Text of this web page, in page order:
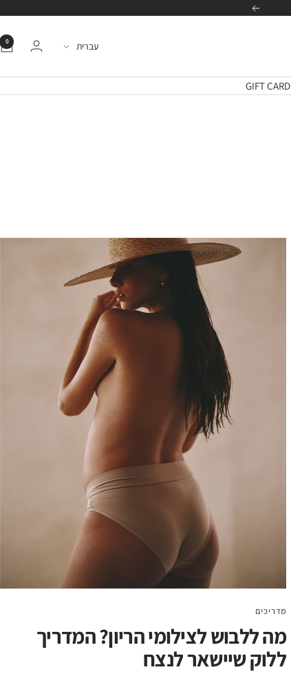
הבא
שפה
עברית 0
GIFT CARD
מדריכים
מה ללבוש לצילומי הריון? המדריך
ללוק שיישאר לנצח